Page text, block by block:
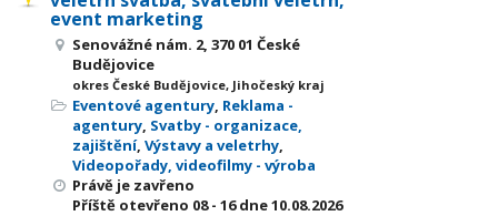
event marketing
Senovážné nám. 2, 370 01 České
Budějovice
okres České Budějovice, Jihočeský kraj
Eventové agentury, Reklama -
agentury, Svatby - organizace,
zajištění, Výstavy a veletrhy,
Videopořady, videofilmy - výroba
Právě je zavřeno
Příště otevřeno 08 - 16dne 10.08.2026